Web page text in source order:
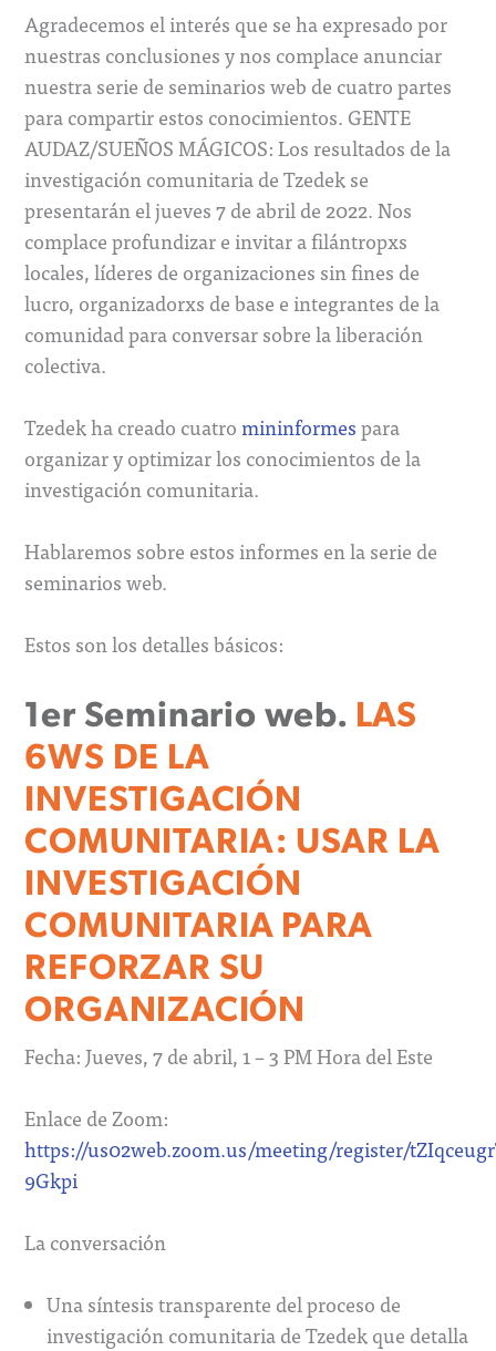
Agradecemos el interés que se ha expresado por
nuestras conclusiones y nos complace anunciar
nuestra serie de seminarios web de cuatro partes
para compartir estos conocimientos. GENTE
AUDAZ/SUEÑOS MÁGICOS: Los resultados de la
investigación comunitaria de Tzedek se
presentarán el jueves 7 de abril de 2022. Nos
complace profundizar e invitar a filántropxs
locales, líderes de organizaciones sin fines de
lucro, organizadorxs de base e integrantes de la
comunidad para conversar sobre la liberación
colectiva.
Tzedek ha creado cuatromininformes para
organizar y optimizar los conocimientos de la
investigación comunitaria.
Hablaremos sobre estos informes en la serie de
seminarios web.
Estos son los detalles básicos:
1er Seminario web. LAS
6WS DE LA
INVESTIGACIÓN
COMUNITARIA: USAR LA
INVESTIGACIÓN
COMUNITARIA PARA
REFORZAR SU
ORGANIZACIÓN
Fecha: Jueves, 7 de abril, 1 – 3 PM Hora del Este
Enlace de Zoom:
https://us02web.zoom.us/meeting/register/
9Gkpi
La conversación
Una síntesis transparente del proceso de
investigación comunitaria de Tzedek que detalla